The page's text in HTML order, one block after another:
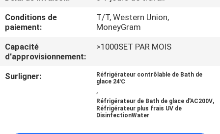
DE
QUALITÉ
CONTACTEZ-
NOUS
Conditions de
paiement:
T/T, Western Union,
MoneyGram
Capacité
d'approvisionnement:
>1000SET PAR MOIS
Surligner:
Réfrigérateur contrôlable de Bath de
glace 24℃
,
Réfrigérateur de Bath de glace d'AC200V,
Réfrigérateur plus frais UV de
DisinfectionWater